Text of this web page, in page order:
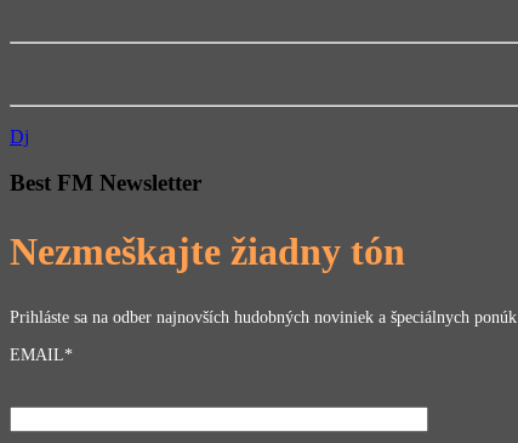
Dj
Best FM Newsletter
Nezmeškajte žiadny tón
Prihláste sa na odber najnovších hudobných noviniek a špeciálnych ponúk.
EMAIL*